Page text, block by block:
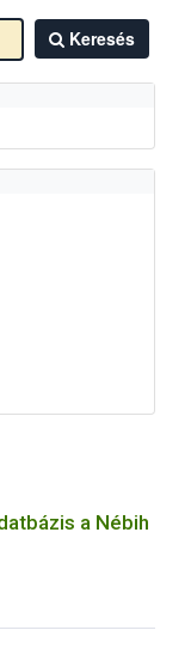
Keresés
a Nébih